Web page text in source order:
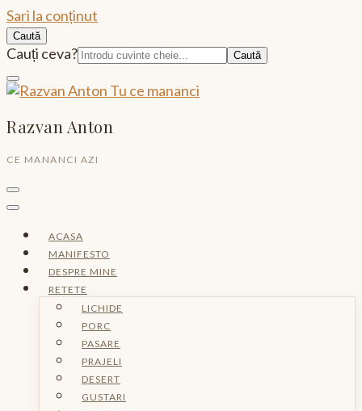
Sari la conținut
Caută
Caută:
Cauți ceva?
Razvan Anton
CE MANANCI AZI
ACASA
MANIFESTO
DESPRE MINE
RETETE
LICHIDE
PORC
PASARE
PRAJELI
DESERT
GUSTARI